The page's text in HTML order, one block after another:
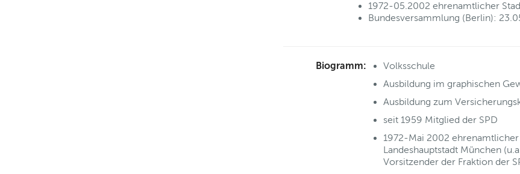
1972-05.2002 ehrenamtlicher
Bundesversammlung (Berlin):
Biogramm:
Volksschule
Ausbildung im graphischen
Ausbildung zum
seit 1959 Mitglied der SPD
1972-Mai 2002 ehrenamtlicher
Landeshauptstadt München
Vorsitzender der Fraktion der